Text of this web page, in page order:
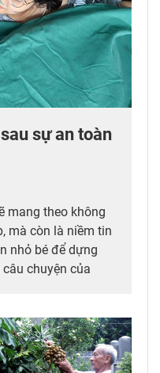
sự an toàn
mang theo không
mà còn là niềm tin
nhỏ bé để dựng
chuyện của